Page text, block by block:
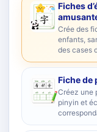
Fiches
Crée des
enfants,
des cases
Fiche de
Créez une
pinyin et